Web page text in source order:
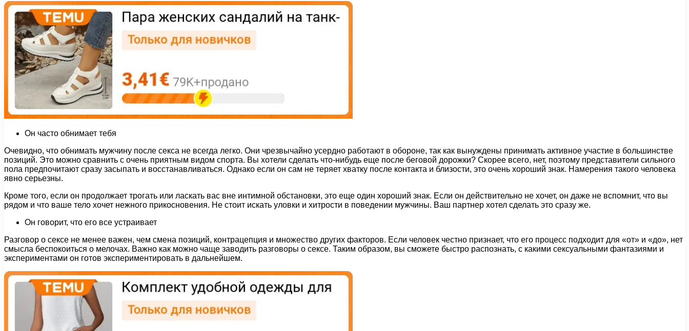
Он часто обнимает тебя
Очевидно, что обнимать мужчину после секса не всегда легко. Они чрезвычайно усердно работают в обороне, так как вынуждены принимать активное участие в большинстве
позиций. Это можно сравнить с очень приятным видом спорта. Вы хотели сделать что-нибудь еще после беговой дорожки? Скорее всего, нет, поэтому представители сильного
пола предпочитают сразу засыпать и восстанавливаться. Однако если он сам не теряет хватку после контакта и близости, это очень хороший знак. Намерения такого человека
явно серьезны.
Кроме того, если он продолжает трогать или ласкать вас вне интимной обстановки, это еще один хороший знак. Если он действительно не хочет, он даже не вспомнит, что вы
рядом и что ваше тело хочет нежного прикосновения. Не стоит искать уловки и хитрости в поведении мужчины. Ваш партнер хотел сделать это сразу же.
Он говорит, что его все устраивает
Разговор о сексе не менее важен, чем смена позиций, контрацепция и множество других факторов. Если человек честно признает, что его процесс подходит для «от» и «до», нет
смысла беспокоиться о мелочах. Важно как можно чаще заводить разговоры о сексе. Таким образом, вы сможете быстро распознать, с какими сексуальными фантазиями и
экспериментами он готов экспериментировать в дальнейшем.